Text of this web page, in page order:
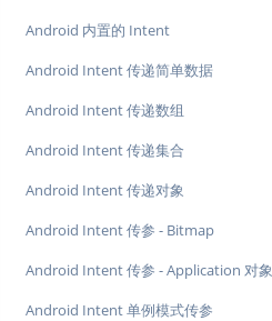
Android 内置的 Intent
Android Intent 传递简单数据
Android Intent 传递数组
Android Intent 传递集合
Android Intent 传递对象
Android Intent 传参 - Bitmap
Android Intent 传参 - Application 对象
Android Intent 单例模式传参